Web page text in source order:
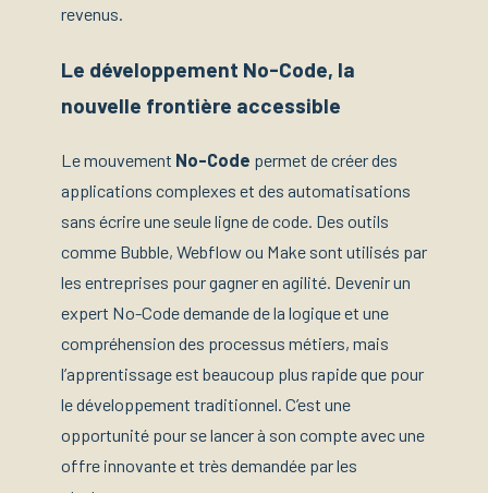
revenus.
Le développement No-Code, la
nouvelle frontière accessible
Le mouvement No-Code permet de créer des
applications complexes et des automatisations
sans écrire une seule ligne de code. Des outils
comme Bubble, Webflow ou Make sont utilisés par
les entreprises pour gagner en agilité. Devenir un
expert No-Code demande de la logique et une
compréhension des processus métiers, mais
l’apprentissage est beaucoup plus rapide que pour
le développement traditionnel. C’est une
opportunité pour se lancer à son compte avec une
offre innovante et très demandée par les